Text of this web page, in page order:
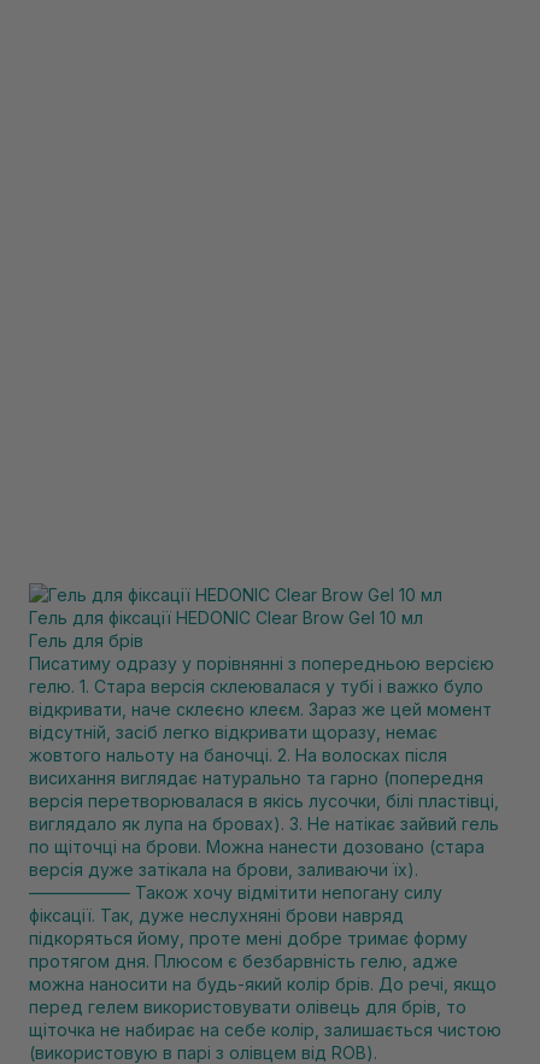
Гель для фіксації HEDONIC Clear Brow Gel 10 мл
Гель для брів
Писатиму одразу у порівнянні з попередньою версією
гелю. 1. Стара версія склеювалася у тубі і важко було
відкривати, наче склеєно клеєм. Зараз же цей момент
відсутній, засіб легко відкривати щоразу, немає
жовтого нальоту на баночці. 2. На волосках після
висихання виглядає натурально та гарно (попередня
версія перетворювалася в якісь лусочки, білі пластівці,
виглядало як лупа на бровах). 3. Не натікає зайвий гель
по щіточці на брови. Можна нанести дозовано (стара
версія дуже затікала на брови, заливаючи їх).
—————— Також хочу відмітити непогану силу
фіксації. Так, дуже неслухняні брови навряд
підкоряться йому, проте мені добре тримає форму
протягом дня. Плюсом є безбарвність гелю, адже
можна наносити на будь-який колір брів. До речі, якщо
перед гелем використовувати олівець для брів, то
щіточка не набирає на себе колір, залишається чистою
(використовую в парі з олівцем від ROB).